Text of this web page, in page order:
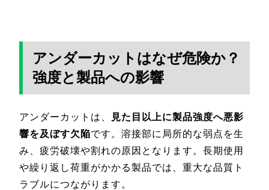
アンダーカットはなぜ危険か？
強度と製品への影響
アンダーカットは、
見た目以上に製品強度へ悪影
響を及ぼす欠陥です。溶接部に局所的な弱点を生
み、疲労破壊や割れの原因となります。長期使用
や繰り返し荷重がかかる製品では、重大な品質ト
ラブルにつながります。